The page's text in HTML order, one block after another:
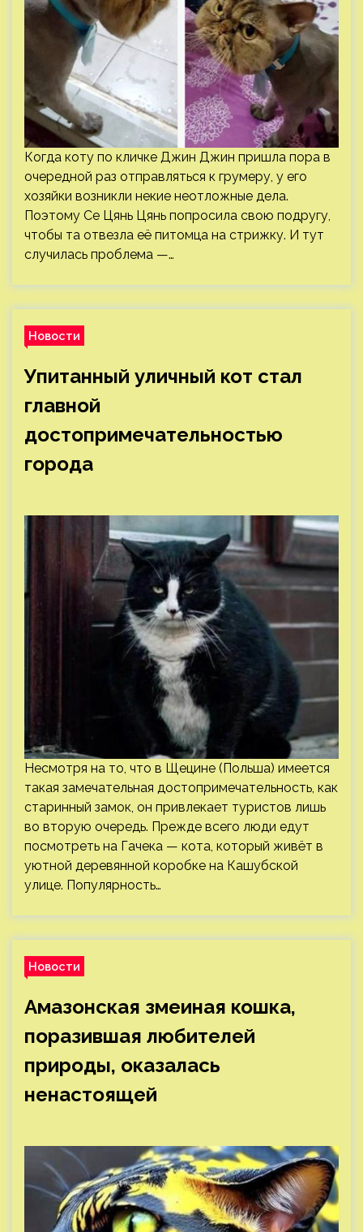
Когда коту по кличке Джин Джин пришла пора в
очередной раз отправляться к грумеру, у его
хозяйки возникли некие неотложные дела.
Поэтому Се Цянь Цянь попросила свою подругу,
чтобы та отвезла её питомца на стрижку. И тут
случилась проблема —…
Новости
Упитанный уличный кот стал
главной
достопримечательностью
города
Несмотря на то, что в Щецине (Польша) имеется
такая замечательная достопримечательность, как
старинный замок, он привлекает туристов лишь
во вторую очередь. Прежде всего люди едут
посмотреть на Гачека — кота, который живёт в
уютной деревянной коробке на Кашубской
улице. Популярность…
Новости
Амазонская змеиная кошка,
поразившая любителей
природы, оказалась
ненастоящей